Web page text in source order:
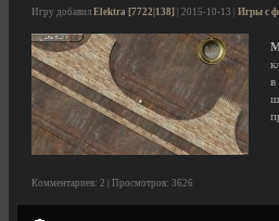
Игру добавил Elektra [7722|138] | 2015-10-13 | Игры с
в
Комментариев: 2 | Просмотров: 3626